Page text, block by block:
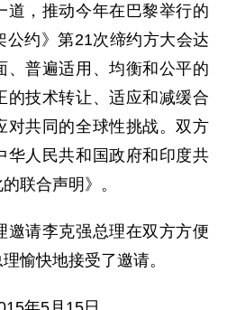
道，推动今年在巴黎举行的
公约》第21次缔约方大会达
、普遍适用、均衡和公平的
的技术转让、适应和减缓合
对共同的全球性挑战。双方
华人民共和国政府和印度共
联合声明》。
请李克强总理在双方方便
愉快地接受了邀请。